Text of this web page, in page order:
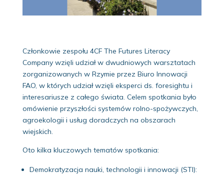
Członkowie zespołu 4CF The Futures Literacy
Company wzięli udział w dwudniowych warsztatach
zorganizowanych w Rzymie przez Biuro Innowacji
FAO, w których udział wzięli eksperci ds. foresightu i
interesariusze z całego świata. Celem spotkania było
omówienie przyszłości systemów rolno-spożywczych,
agroekologii i usług doradczych na obszarach
wiejskich.
Oto kilka kluczowych tematów spotkania:
Demokratyzacja nauki, technologii i innowacji (STI):